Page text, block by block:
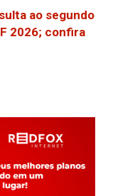
ao segundo
2026; confira